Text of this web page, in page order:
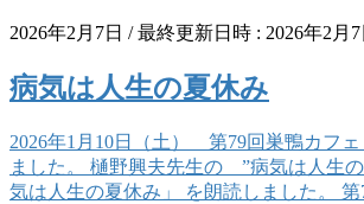
2026年2月7日 / 最終更新日時 : 2026年2月7
病気は人生の夏休み
2026年1月10日（土） 第79回巣鴨カフ
ました。 樋野興夫先生の ”病気は人生
気は人生の夏休み」 を朗読しました。